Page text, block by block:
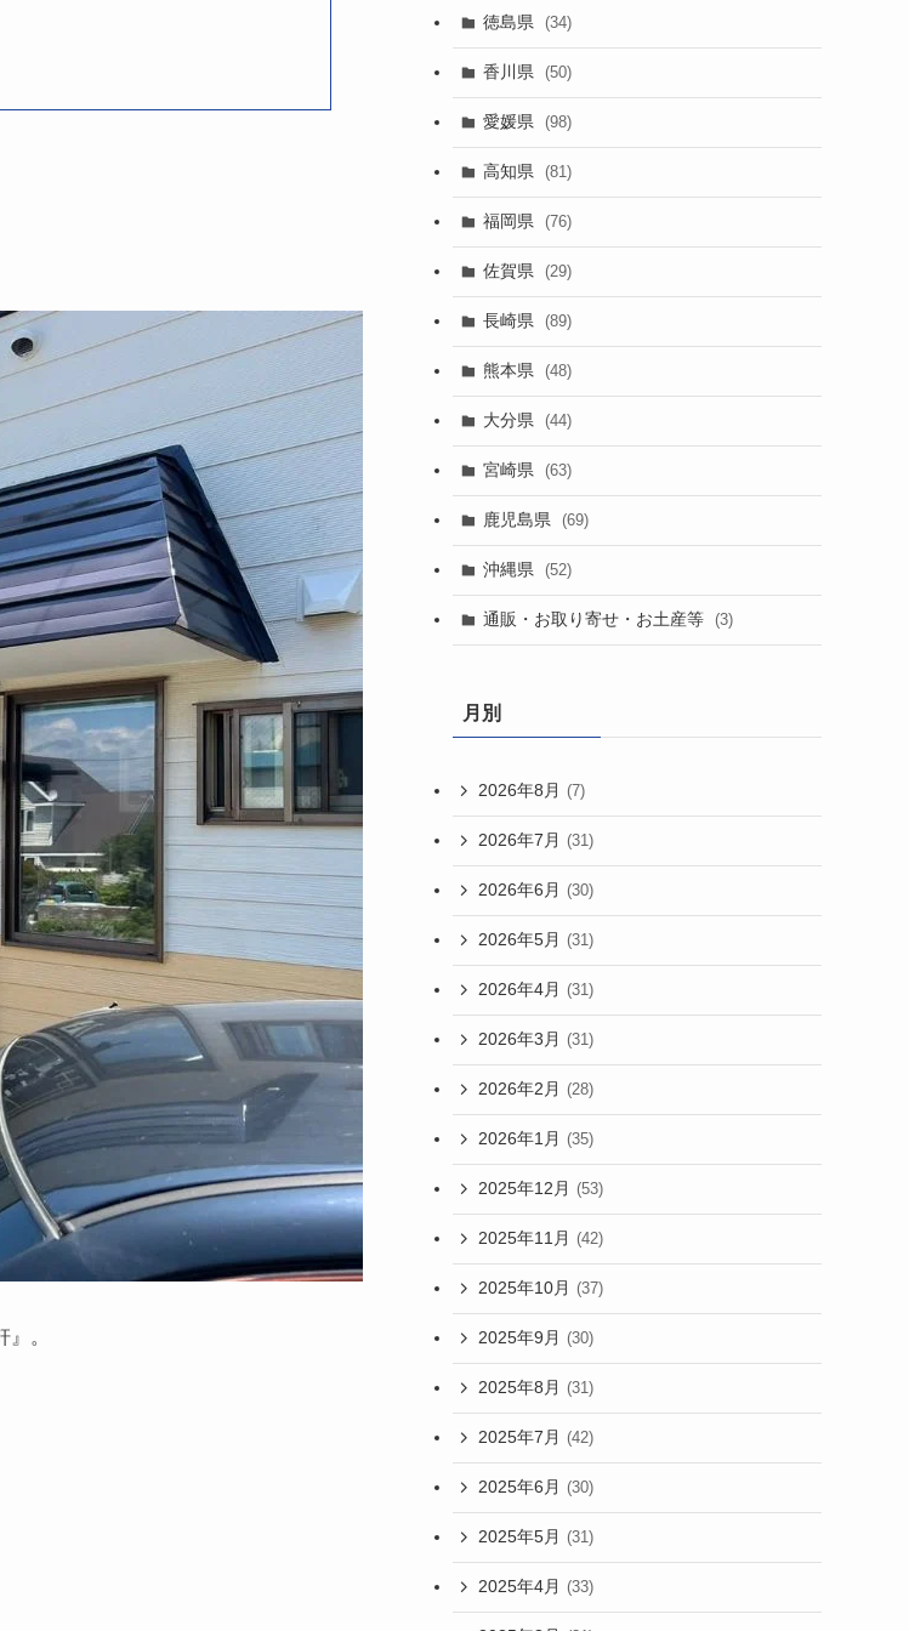
。
徳島県 (34)
香川県 (50)
愛媛県 (98)
高知県 (81)
福岡県 (76)
佐賀県 (29)
長崎県 (89)
熊本県 (48)
大分県 (44)
宮崎県 (63)
鹿児島県 (69)
沖縄県 (52)
通販・お取り寄せ・お土産等 (3)
月別
2026年8月 (7)
2026年7月 (31)
2026年6月 (30)
2026年5月 (31)
2026年4月 (31)
2026年3月 (31)
2026年2月 (28)
2026年1月 (35)
2025年12月 (53)
2025年11月 (42)
2025年10月 (37)
2025年9月 (30)
2025年8月 (31)
2025年7月 (42)
2025年6月 (30)
2025年5月 (31)
2025年4月 (33)